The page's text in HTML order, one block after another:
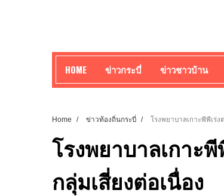
HOME ข่าวกระบี่ ข่าวชาวบ้าน
Home / ข่าวท้องถิ่นกระบี่ / โรงพยาบาลเกาะพีพีเร่
โรงพยาบาลเกาะ
กลุ่มเสี่ยงต่อเนื่อง